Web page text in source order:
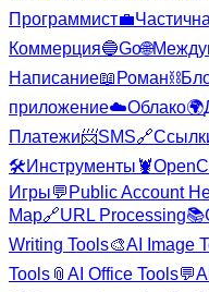
Программист💼
Коммерция🔵Go🌐
Написание📖 Роман⛓️
приложение☁️Облако🌍
Платежи📨SMS🔗
🛠️Инструменты 🦞
Игры💬 Public Account
Map🔗URL Processing📚
Writing Tools🎨AI Image
Tools 📎 AI Office Tools💬